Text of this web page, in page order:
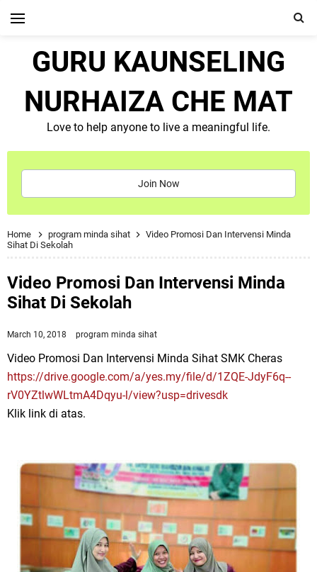
GURU KAUNSELING
NURHAIZA CHE MAT
Love to help anyone to live a meaningful life.
Join Now
Home program minda sihat
Video Promosi Dan Intervensi Minda
Sihat Di Sekolah
Video Promosi Dan Intervensi Minda
Sihat Di Sekolah
March 10, 2018 program minda sihat
Video Promosi Dan Intervensi Minda Sihat SMK Cheras
https://drive.google.com/a/yes.my/file/d/1ZQE-JdyF6q--
rV0YZtlwWLtmA4Dqyu-l/view?usp=drivesdk
Klik link di atas.